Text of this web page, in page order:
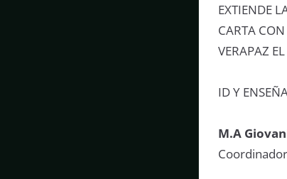
EXTIENDE
CARTA
VERAPAZ
ID Y
M.A